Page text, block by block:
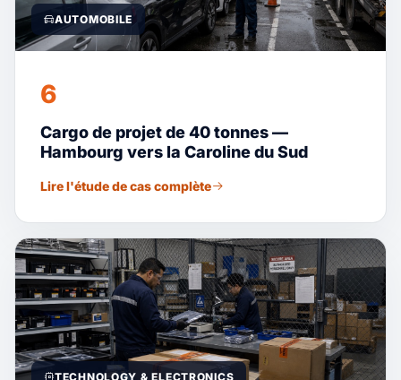
AUTOMOBILE
6
Cargo de projet de 40 tonnes —
Hambourg vers la Caroline du Sud
Lire l'étude de cas complète
TECHNOLOGY & ELECTRONICS